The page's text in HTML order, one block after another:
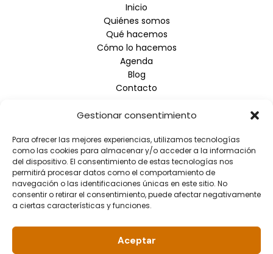
Gestionar consentimiento
Para ofrecer las mejores experiencias, utilizamos tecnologías
como las cookies para almacenar y/o acceder a la información
del dispositivo. El consentimiento de estas tecnologías nos
permitirá procesar datos como el comportamiento de
navegación o las identificaciones únicas en este sitio. No
consentir o retirar el consentimiento, puede afectar negativamente
a ciertas características y funciones.
Aceptar
Inicio
Quiénes somos
Qué hacemos
Cómo lo hacemos
Agenda
Blog
Contacto
Empresa
Aviso Legal
Política de Privacidad
Política de Cookies
Información de contacto
Dirección: Arrupe Etxea C/ Padre Lojendio, 2 - 1º Derecha
- 48008 BILBAO